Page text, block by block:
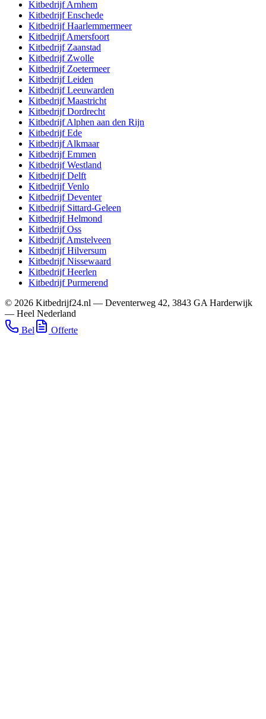
KitbedrijfArnhem
KitbedrijfEnschede
KitbedrijfHaarlemmermeer
KitbedrijfAmersfoort
Kitbedrijf Zaanstad
Kitbedrijf Zwolle
Kitbedrijf Zoetermeer
KitbedrijfLeiden
KitbedrijfLeeuwarden
KitbedrijfMaastricht
KitbedrijfDordrecht
KitbedrijfAlphen aan den Rijn
KitbedrijfEde
KitbedrijfAlkmaar
KitbedrijfEmmen
KitbedrijfWestland
KitbedrijfDelft
KitbedrijfVenlo
KitbedrijfDeventer
Kitbedrijf Sittard-Geleen
KitbedrijfHelmond
KitbedrijfOss
KitbedrijfAmstelveen
KitbedrijfHilversum
KitbedrijfNissewaard
KitbedrijfHeerlen
KitbedrijfPurmerend
© 2026 Kitbedrijf24.nl — Deventerweg 42, 3843 GA Harderwijk
— Heel Nederland
Bel
Offerte